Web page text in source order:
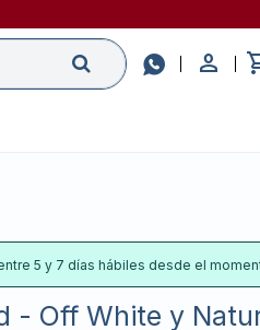

5 y 7 días hábiles desde el
- Off White y